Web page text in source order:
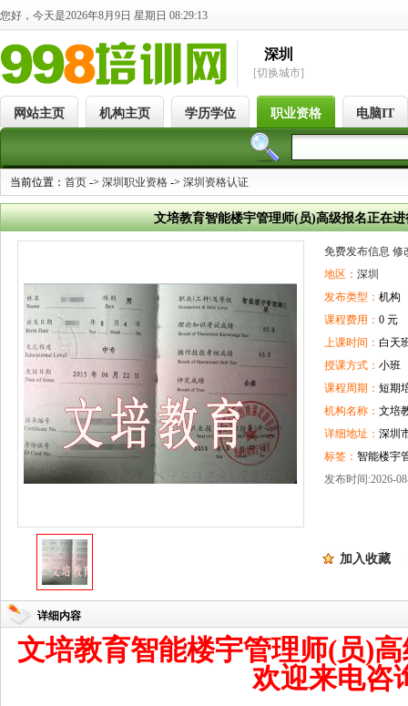
您好，今天是2026年8月9日 星期日 08:29:14
深圳
[切换城市]
网站主页 机构主页 学历学位 职业资格 电脑IT
当前位置： 首页 -> 深圳职业资格 -> 深圳资格认证
文培教育智能楼宇管理师(员)高级报名正在
免费发布信息 修
地区： 深圳
发布类型： 机构
课程费用： 0 元
上课时间： 白天
授课方式： 小班
课程周期： 短期
机构名称： 文培
详细地址： 深圳
标签： 智能楼宇
责
发布时间:2026-
加入收藏
详细内容
文培教育智能楼宇管理师(员)
欢迎来电咨